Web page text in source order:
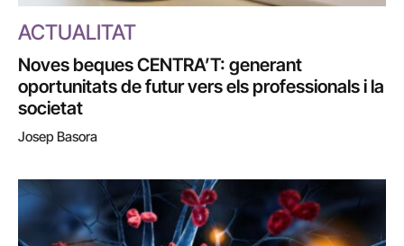
ACTUALITAT
Noves beques CENTRA’T: generant
oportunitats de futur vers els professionals i la
societat
Josep Basora